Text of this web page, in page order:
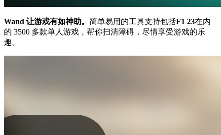
Wand 让游戏有如神助。 简单易用的工具支持包括F1 23在内
的 3500 多款单人游戏，帮你扫清障碍，尽情享受游戏的乐
趣。